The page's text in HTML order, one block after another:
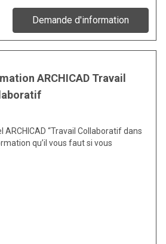
Demande d'information
ARCHICAD Travail
ARCHICAD “Travail Collaboratif dans
qu’il vous faut si vous